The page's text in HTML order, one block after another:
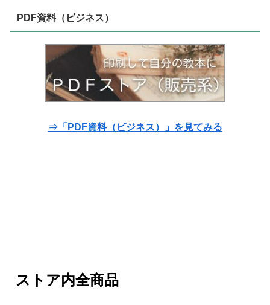
PDF資料（ビジネス）
⇒「PDF資料（ビジネス）」を見てみる
ストア内全商品